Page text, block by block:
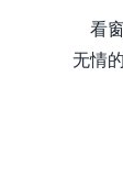
看
无情